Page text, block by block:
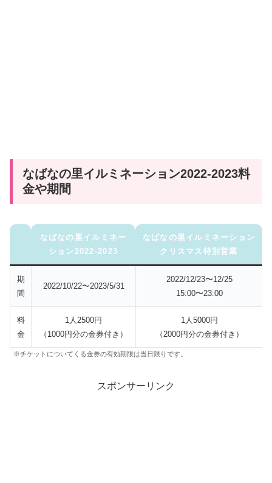
なばなの里イルミネーション2022-2023料
金や期間
なばなの里イルミネー
ション2022-2023
なばなの里イルミネーション
クリスマス特別営業
期
間
2022/10/22〜2023/5/31
2022/12/23〜12/25
15:00〜23:00
料
金
1人2500円
（1000円分の金券付き）
1人5000円
（2000円分の金券付き）
※チケットについてくる金券の有効期限は当日限りです。
スポンサーリンク